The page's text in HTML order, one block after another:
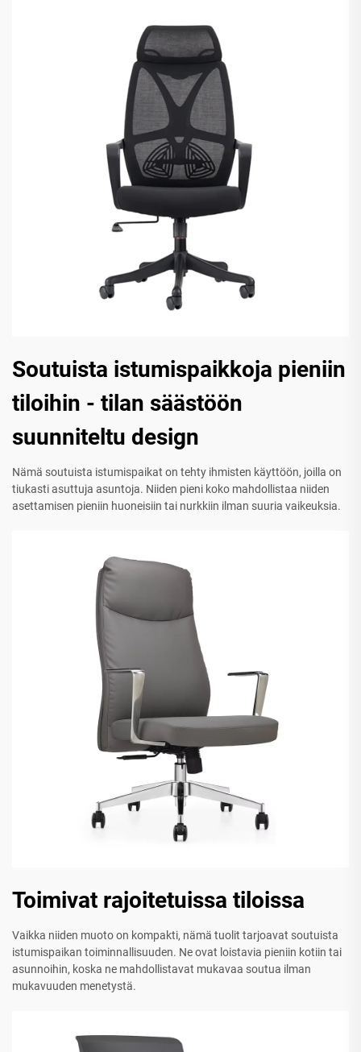
Soutuista istumispaikkoja pieniin
tiloihin - tilan säästöön
suunniteltu design
Nämä soutuista istumispaikat on tehty ihmisten käyttöön, joilla on
tiukasti asuttuja asuntoja. Niiden pieni koko mahdollistaa niiden
asettamisen pieniin huoneisiin tai nurkkiin ilman suuria vaikeuksia.
Toimivat rajoitetuissa tiloissa
Vaikka niiden muoto on kompakti, nämä tuolit tarjoavat soutuista
istumispaikan toiminnallisuuden. Ne ovat loistavia pieniin kotiin tai
asunnoihin, koska ne mahdollistavat mukavaa soutua ilman
mukavuuden menetystä.